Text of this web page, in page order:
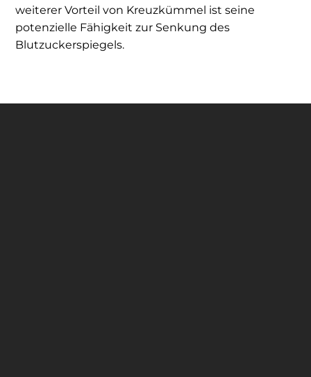
weiterer Vorteil von Kreuzkümmel ist seine
potenzielle Fähigkeit zur Senkung des
Blutzuckerspiegels.